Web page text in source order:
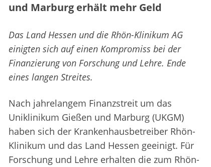
und Marburg erhält mehr Geld
Das Land Hessen und die Rhön-Klinikum AG
einigten sich auf einen Kompromiss bei der
Finanzierung von Forschung und Lehre. Ende
eines langen Streites.
Nach jahrelangem Finanzstreit um das
Uniklinikum Gießen und Marburg (UKGM)
haben sich der Krankenhausbetreiber Rhön-
Klinikum und das Land Hessen geeinigt. Für
Forschung und Lehre erhalten die zum Rhön-